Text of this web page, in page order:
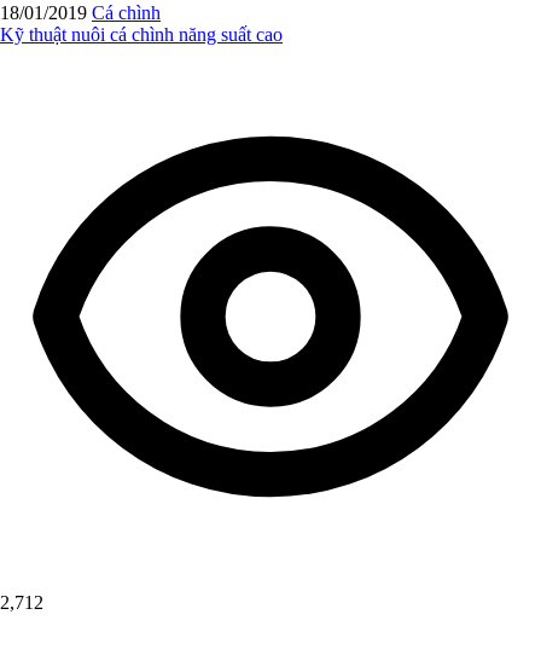
18/01/2019 Cá chình
Kỹ thuật nuôi cá chình năng suất cao
2,712